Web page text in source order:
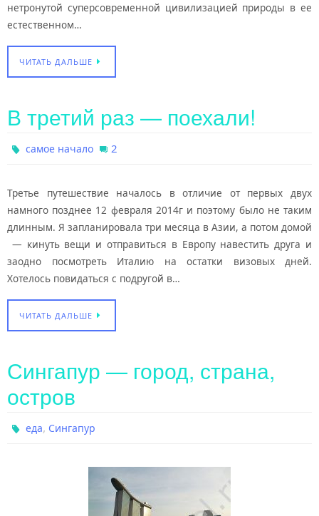
нетронутой суперсовременной цивилизацией природы в ее
естественном…
ЧИТАТЬ ДАЛЬШЕ
В третий раз — поехали!
самое начало 2
Третье путешествие началось в отличие от первых двух
намного позднее 12 февраля 2014г и поэтому было не таким
длинным. Я запланировала три месяца в Азии, а потом домой
— кинуть вещи и отправиться в Европу навестить друга и
заодно посмотреть Италию на остатки визовых дней.
Хотелось повидаться с подругой в…
ЧИТАТЬ ДАЛЬШЕ
Сингапур — город, страна,
остров
еда, Сингапур